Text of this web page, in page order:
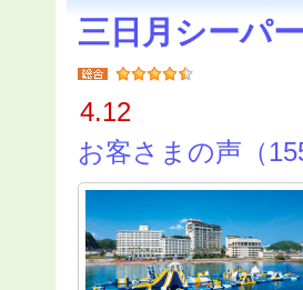
三日月シーパ
4.12
お客さまの声（